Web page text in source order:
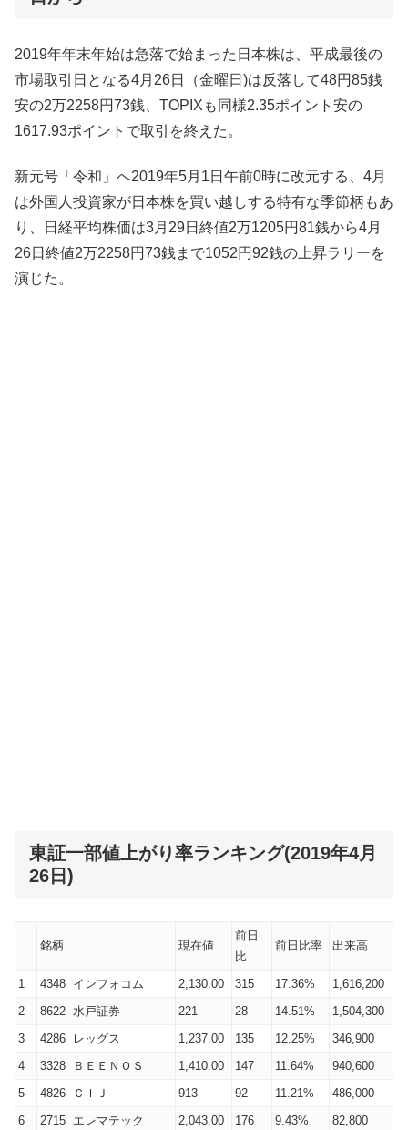
2019年年末年始は急落で始まった日本株は、平成最後の
市場取引日となる4月26日（金曜日)は反落して48円85銭
安の2万2258円73銭、TOPIXも同様2.35ポイント安の
1617.93ポイントで取引を終えた。
新元号「令和」へ2019年5月1日午前0時に改元する、4月
は外国人投資家が日本株を買い越しする特有な季節柄もあ
り、日経平均株価は3月29日終値2万1205円81銭から4月
26日終値2万2258円73銭まで1052円92銭の上昇ラリーを
演じた。
東証一部値上がり率ランキング(2019年4月
26日)
銘柄 現在値
前日
比
前日比率 出来高
1 4348 インフォコム 2,130.00 315 17.36%
1,616,200
2
8622 水戸証券 221 28 14.51%
1,504,300
3
4286 レッグス 1,237.00 135 12.25%
346,900
4
3328 ＢＥＥＮＯＳ 1,410.00 147 11.64%
940,600
5
4826 ＣＩＪ 913 92 11.21%
486,000
6
2715 エレマテック 2,043.00 176 9.43%
82,800